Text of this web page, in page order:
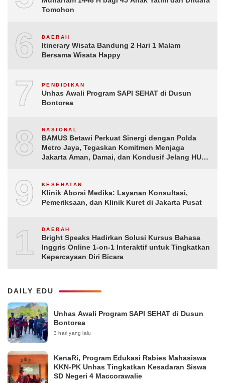
Tomohon
6 DAERAH
Itinerary Wisata Bandung 2 Hari 1 Malam
Bersama Wisata Happy
7 PENDIDIKAN
Unhas Awali Program SAPI SEHAT di Dusun
Bontorea
8 NASIONAL
BAMUS Betawi Perkuat Sinergi dengan Polda
Metro Jaya, Tegaskan Komitmen Menjaga
Jakarta Aman, Damai, dan Kondusif Jelang HUT
9 KESEHATAN
Klinik Aborsi Medika: Layanan Konsultasi,
Pemeriksaan, dan Klinik Kuret di Jakarta Pusat
10DAERAH
Bright Speaks Hadirkan Solusi Kursus Bahasa
Inggris Online 1-on-1 Interaktif untuk Tingkatkan
Kepercayaan Diri Bicara
DAILY EDU
Unhas Awali Program SAPI SEHAT di Dusun
Bontorea
3 hari yang lalu
KenaRi, Program Edukasi Rabies Mahasiswa
KKN-PK Unhas Tingkatkan Kesadaran Siswa
SD Negeri 4 Maccorawalie